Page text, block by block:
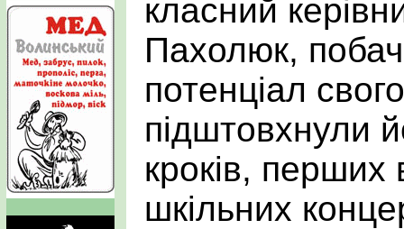
класний
Пахолюк,
потенціал
підштовхнули
кроків, перших
шкільних